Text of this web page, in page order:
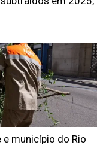
município do Rio